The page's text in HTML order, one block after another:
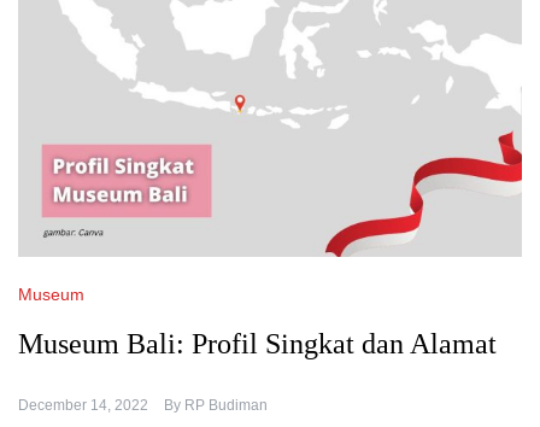
Museum
Museum Bali: Profil Singkat dan Alamat
December 14, 2022 By RP Budiman